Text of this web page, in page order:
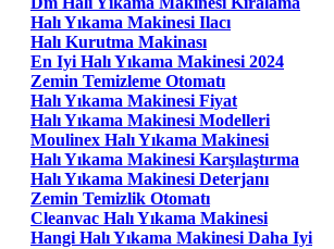
Halı Yıkama Makinesi Ilacı
Halı Kurutma Makinası
En Iyi Halı Yıkama Makinesi 2024
Zemin Temizleme Otomatı
Halı Yıkama Makinesi Fiyat
Halı Yıkama Makinesi Modelleri
Moulinex Halı Yıkama Makinesi
Halı Yıkama Makinesi Karşılaştırma
Halı Yıkama Makinesi Deterjanı
Zemin Temizlik Otomatı
Cleanvac Halı Yıkama Makinesi
Hangi Halı Yıkama Makinesi Daha Iyi